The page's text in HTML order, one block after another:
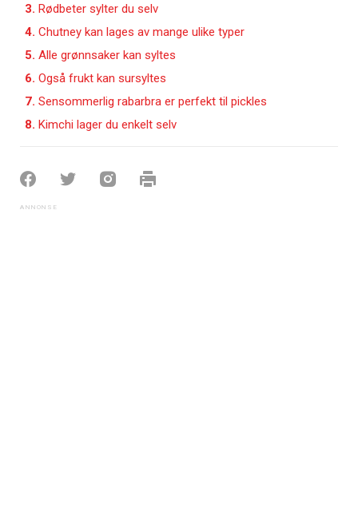
3. Rødbeter sylter du selv
4. Chutney kan lages av mange ulike typer
5. Alle grønnsaker kan syltes
6. Også frukt kan sursyltes
7. Sensommerlig rabarbra er perfekt til pickles
8. Kimchi lager du enkelt selv